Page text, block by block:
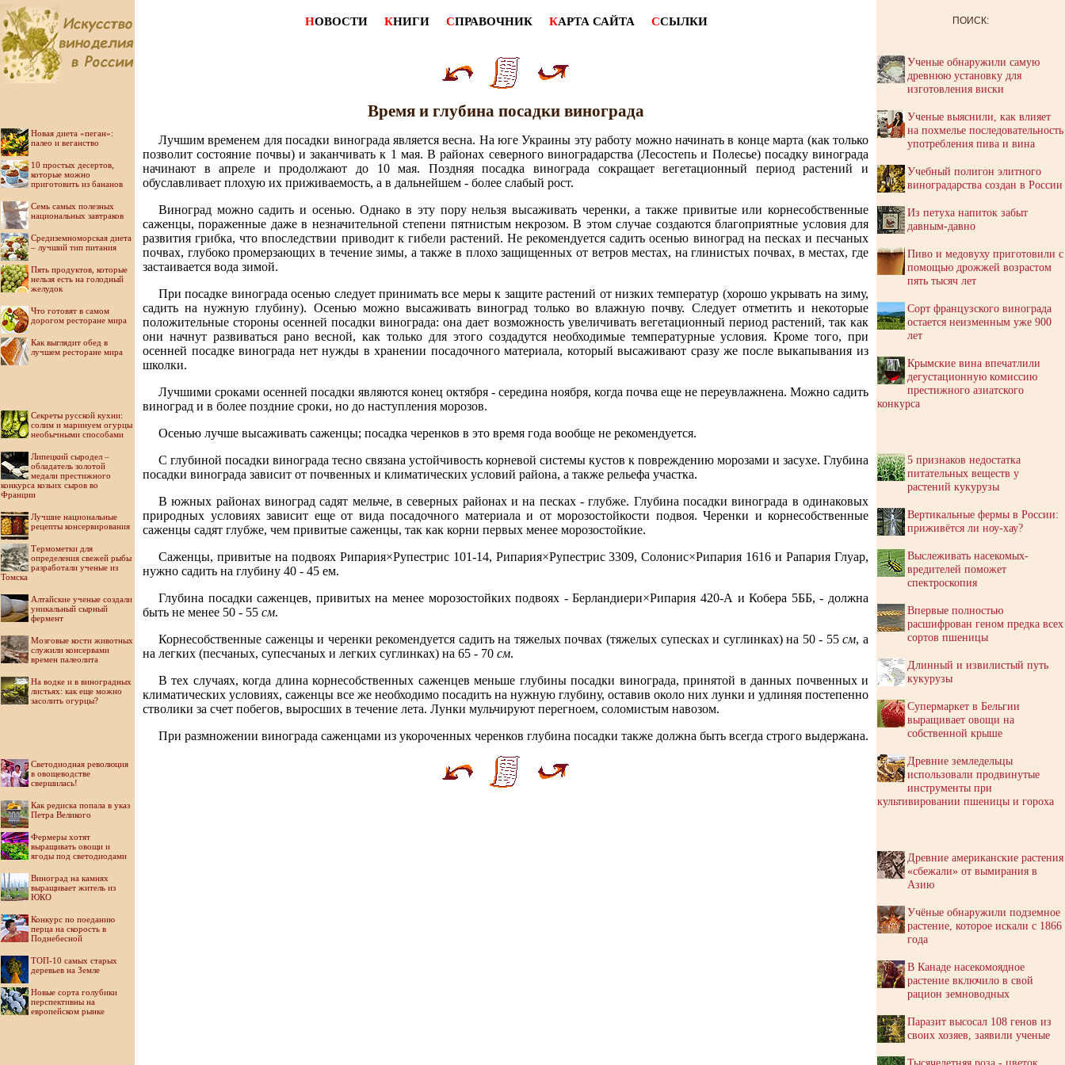
Новая диета «пеган»:
палео и веганство
10 простых десертов,
которые можно
приготовить из бананов
Семь самых полезных
национальных завтраков
Средиземноморская диета
– лучший тип питания
Пять продуктов, которые
нельзя есть на голодный
желудок
Что готовят в самом
дорогом ресторане мира
Как выглядит обед в
лучшем ресторане мира
Секреты русской кухни:
солим и маринуем огурцы
необычными способами
Липецкий сыродел –
обладатель золотой
медали престижного
конкурса козьих сыров во
Франции
Лучшие национальные
рецепты консервирования
Термометки для
определения свежей рыбы
разработали ученые из
Томска
Алтайские ученые создали
уникальный сырный
фермент
Мозговые кости животных
служили консервами
времен палеолита
На водке и в виноградных
листьях: как еще можно
засолить огурцы?
Светодиодная революция
в овощеводстве
свершилась!
Как редиска попала в указ
Петра Великого
Фермеры хотят
выращивать овощи и
ягоды под светодиодами
Виноград на камнях
выращивает житель из
ЮКО
Конкурс по поеданию
перца на скорость в
Поднебесной
ТОП-10 самых старых
деревьев на Земле
Новые сорта голубики
перспективны на
европейском рынке
НОВОСТИ КНИГИ СПРАВОЧНИК КАРТА САЙТА ССЫЛКИ
Время и глубина посадки винограда
Лучшим временем для посадки винограда является весна. На юге Украины эту работу можно начинать в конце марта (как только
позволит состояние почвы) и заканчивать к 1 мая. В районах северного виноградарства (Лесостепь и Полесье) посадку винограда
начинают в апреле и продолжают до 10 мая. Поздняя посадка винограда сокращает вегетационный период растений и
обуславливает плохую их приживаемость, а в дальнейшем - более слабый рост.
Виноград можно садить и осенью. Однако в эту пору нельзя высаживать черенки, а также привитые или корнесобственные
саженцы, пораженные даже в незначительной степени пятнистым некрозом. В этом случае создаются благоприятные условия для
развития грибка, что впоследствии приводит к гибели растений. Не рекомендуется садить осенью виноград на песках и песчаных
почвах, глубоко промерзающих в течение зимы, а также в плохо защищенных от ветров местах, на глинистых почвах, в местах, где
застаивается вода зимой.
При посадке винограда осенью следует принимать все меры к защите растений от низких температур (хорошо укрывать на зиму,
садить на нужную глубину). Осенью можно высаживать виноград только во влажную почву. Следует отметить и некоторые
положительные стороны осенней посадки винограда: она дает возможность увеличивать вегетационный период растений, так как
они начнут развиваться рано весной, как только для этого создадутся необходимые температурные условия. Кроме того, при
осенней посадке винограда нет нужды в хранении посадочного материала, который высаживают сразу же после выкапывания из
школки.
Лучшими сроками осенней посадки являются конец октября - середина ноября, когда почва еще не переувлажнена. Можно садить
виноград и в более поздние сроки, но до наступления морозов.
Осенью лучше высаживать саженцы; посадка черенков в это время года вообще не рекомендуется.
С глубиной посадки винограда тесно связана устойчивость корневой системы кустов к повреждению морозами и засухе. Глубина
посадки винограда зависит от почвенных и климатических условий района, а также рельефа участка.
В южных районах виноград садят мельче, в северных районах и на песках - глубже. Глубина посадки винограда в одинаковых
природных условиях зависит еще от вида посадочного материала и от морозостойкости подвоя. Черенки и корнесобственные
саженцы садят глубже, чем привитые саженцы, так как корни первых менее морозостойкие.
Саженцы, привитые на подвоях Рипария×Рупестрис 101-14, Рипария×Рупестрис 3309, Солонис×Рипария 1616 и Рапария Глуар,
нужно садить на глубину 40 - 45 ем.
Глубина посадки саженцев, привитых на менее морозостойких подвоях - Берландиери×Рипария 420-А и Кобера 5ББ, - должна
быть не менее 50 - 55 см.
Корнесобственные саженцы и черенки рекомендуется садить на тяжелых почвах (тяжелых супесках и суглинках) на 50 - 55см, а
на легких (песчаных, супесчаных и легких суглинках) на 65 - 70 см.
В тех случаях, когда длина корнесобственных саженцев меньше глубины посадки винограда, принятой в данных почвенных и
климатических условиях, саженцы все же необходимо посадить на нужную глубину, оставив около них лунки и удлиняя постепенно
стволики за счет побегов, выросших в течение лета. Лунки мульчируют перегноем, соломистым навозом.
При размножении винограда саженцами из укороченных черенков глубина посадки также должна быть всегда строго выдержана.
ПОИСК:
Ученые обнаружили самую
древнюю установку для
изготовления виски
Ученые выяснили, как влияет
на похмелье последовательность
употребления пива и вина
Учебный полигон элитного
виноградарства создан в России
Из петуха напиток забыт
давным-давно
Пиво и медовуху приготовили с
помощью дрожжей возрастом
пять тысяч лет
Сорт французского винограда
остается неизменным уже 900
лет
Крымские вина впечатлили
дегустационную комиссию
престижного азиатского
конкурса
5 признаков недостатка
питательных веществ у
растений кукурузы
Вертикальные фермы в России:
приживётся ли ноу-хау?
Выслеживать насекомых-
вредителей поможет
спектроскопия
Впервые полностью
расшифрован геном предка всех
сортов пшеницы
Длинный и извилистый путь
кукурузы
Супермаркет в Бельгии
выращивает овощи на
собственной крыше
Древние земледельцы
использовали продвинутые
инструменты при
культивировании пшеницы и гороха
Древние американские растения
«сбежали» от вымирания в
Азию
Учёные обнаружили подземное
растение, которое искали с 1866
года
В Канаде насекомоядное
растение включило в свой
рацион земноводных
Паразит высосал 108 генов из
своих хозяев, заявили ученые